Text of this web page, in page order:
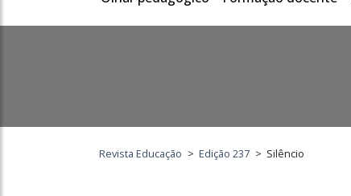
Revista Educação > Edição 237 > Silêncio